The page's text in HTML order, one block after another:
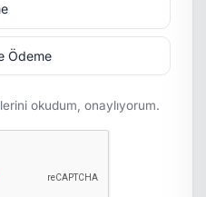
Ödeme
okudum, onaylıyorum.